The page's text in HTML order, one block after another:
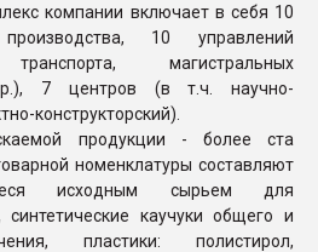
компании включает в себя 10
10 управлений
магистральных
7 центров (в т.ч. научно-
конструкторский).
продукции - более ста
номенклатуры составляют
исходным сырьем для
синтетические каучуки общего и
пластики: полистирол,